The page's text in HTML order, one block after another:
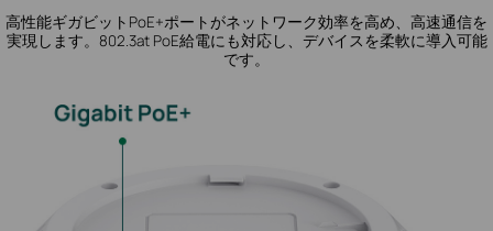
高性能ギガビットPoE+ポートがネットワーク効率を高め、高速通信を
実現します。802.3at PoE給電にも対応し、デバイスを柔軟に導入可能
です。